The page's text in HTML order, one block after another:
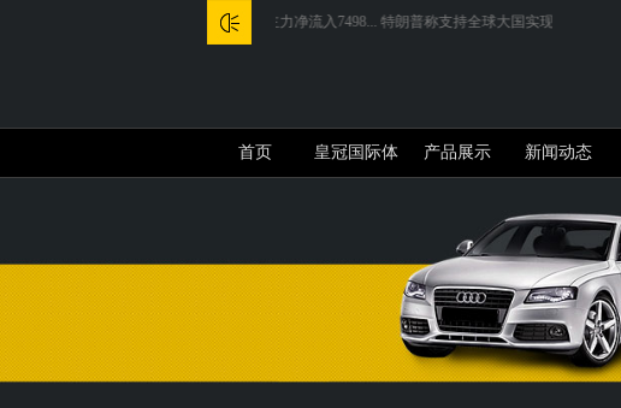
3D摄像头概念10日主力净流入7498... 特朗普称支持全球大国实现无核化... 降幅最多80个基点! 部
首页 皇冠国际体 产品展示 新闻动态